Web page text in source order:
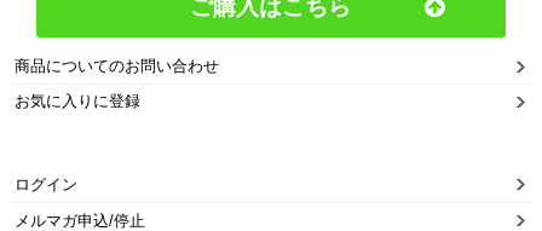
ご購入はこちら
商品についてのお問い合わせ
お気に入りに登録
ログイン
メルマガ申込/停止